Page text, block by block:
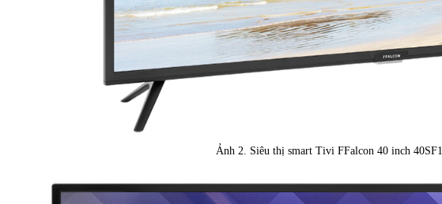
Ảnh 2. Siêu thị smart Tivi FFalcon 40 inch 40SF1